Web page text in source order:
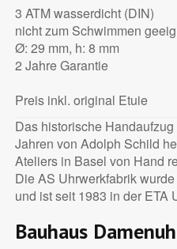
3 ATM wasserdicht (DIN)
nicht zum Schwimmen
Ø: 29 mm, h: 8 mm
2 Jahre Garantie
Preis inkl. original Etuie
Das historische
Jahren von Adolph Schild
Ateliers in Basel von Hand
Die AS Uhrwerkfabrik
und ist seit 1983 in der ETA
Bauhaus